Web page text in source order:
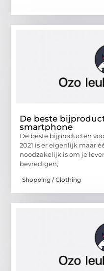
De beste
smartphone
De beste bijproducten
2021 is er eigenlijk maar
noodzakelijk is om je
bevredigen,
Shopping / Clothing